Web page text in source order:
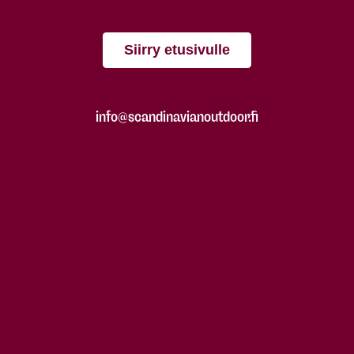
Siirry etusivulle
info@scandinavianoutdoor.fi